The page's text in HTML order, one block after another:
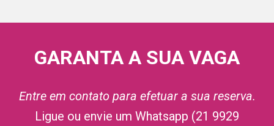
GARANTA A SUA VAGA
Entre em contato para efetuar a sua reserva.
Ligue ou envie um Whatsapp (21 9929